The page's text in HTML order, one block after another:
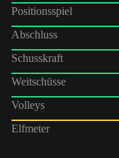
Positionsspiel
Abschluss
Schusskraft
Weitschüsse
Volleys
Elfmeter